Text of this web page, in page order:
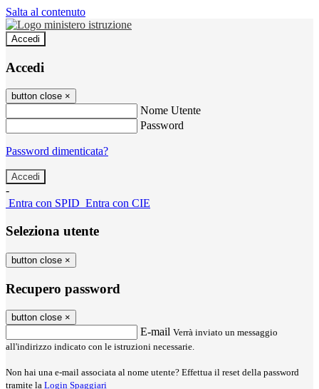
Salta al contenuto
Accedi
Accedi
button close ×
Nome Utente
Password
Password dimenticata?
-
Entra con SPID Entra con CIE
Seleziona utente
button close ×
Recupero password
button close ×
E-mail Verrà inviato un messaggio
all'indirizzo indicato con le istruzioni necessarie.
Non hai una e-mail associata al nome utente? Effettua il reset della password
tramite la Login Spaggiari